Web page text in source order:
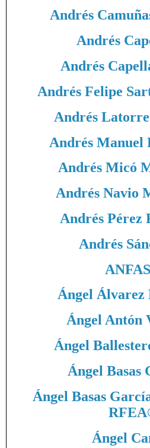
Andrés
Andrés
Andrés
Andrés Felipe
Andrés
Andrés Manuel
Andrés Micó
Andrés Navio
Andrés Pérez
Andrés
ANFAS
Ángel Álvarez
Ángel Antón
Ángel
Ángel Basas
Ángel Basas
RFEA
Ángel